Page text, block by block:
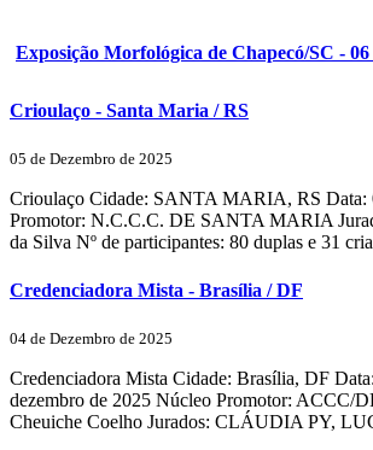
Exposição Morfológica de Chapecó/SC - 06
Crioulaço - Santa Maria / RS
05 de Dezembro de 2025
Crioulaço Cidade: SANTA MARIA, RS Data:
Promotor: N.C.C.C. DE SANTA MARIA
da Silva Nº de participantes: 80 duplas e 31
Credenciadora Mista - Brasília / DF
04 de Dezembro de 2025
Credenciadora Mista Cidade: Brasília, DF
dezembro de 2025 Núcleo Promotor: ACCC/
Cheuiche Coelho Jurados: CLÁUDIA PY,